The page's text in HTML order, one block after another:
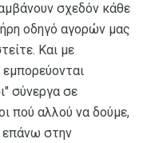
σχεδόν κάθε
οδηγό αγορών μας
Και με
σύνεργα σε
πού αλλού να δούμε,
επάνω στην